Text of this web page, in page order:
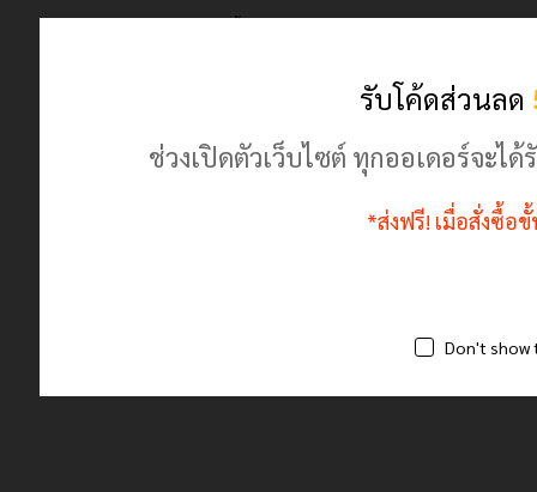
รับโค้ดส่วนลด
ช่วงเปิดตัวเว็บไซต์ ทุกออเดอร์จะไ
*ส่งฟรี! เมื่อสั่งซื้อ
Don't show